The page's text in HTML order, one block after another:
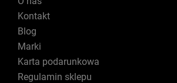
Kontakt
Blog
Marki
Karta podarunkowa
Regulamin sklepu